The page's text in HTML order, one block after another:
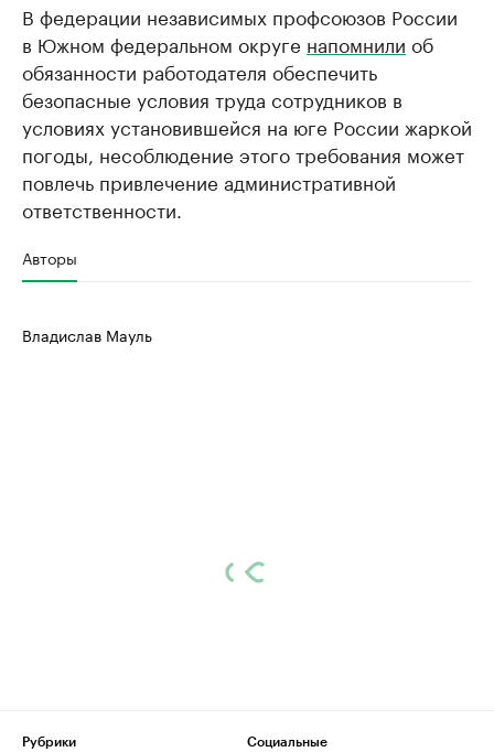
В федерации независимых профсоюзов России
в Южном федеральном округе напомнили об
обязанности работодателя обеспечить
безопасные условия труда сотрудников в
условиях установившейся на юге России жаркой
погоды, несоблюдение этого требования может
повлечь привлечение административной
ответственности.
Авторы
Владислав Мауль
Рубрики
Социальные